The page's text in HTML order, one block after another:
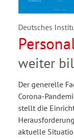
Deutsches
weiter
Der generelle
Corona-
stellt die
aktuelle